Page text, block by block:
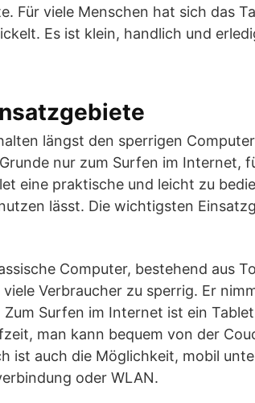
Für viele Menschen hat sich das
Es ist klein, handlich und
längst den sperrigen
nur zum Surfen im Internet,
eine praktische und leicht zu
lässt. Die wichtigsten
Computer, bestehend aus
Verbraucher zu sperrig. Er
Surfen im Internet ist ein
man kann bequem von der
ist auch die Möglichkeit, mobil
oder WLAN.